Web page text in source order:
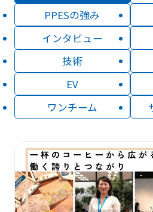
PPESの強み
インタビュー
技術
EV
ワンチーム